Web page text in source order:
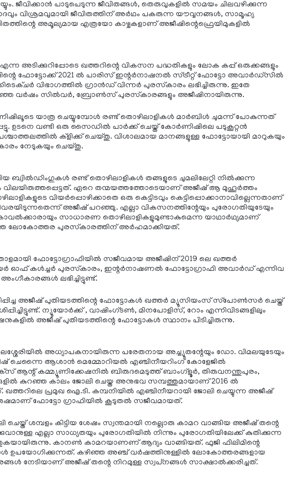
ജീവിക്കാന്‍ പാടുപെടുന്ന ജീവിതങ്ങള്‍, തെരുവുകളില്‍ സമയം ചിലവഴിക്കുന്ന
വിശ്രമവുമായി ജീവിതത്തിന് അര്‍ഥം പകരുന്ന യൗവ്വനങ്ങള്‍, സാമൂഹ്യ
അമൂല്യമായ എത്രയോ കാഴ്ചകളാണ് അജീഷിന്റെഫ്രെയിമുകളില്‍
അടിക്കുറിപ്പോടെ ഖത്തറിന്റെ വികസന പദ്ധതികളും ലോക കപ്പ് ഒരുക്കങ്ങളും
ഫോട്ടോക്ക് 2021 ല്‍ പാരിസ് ഇന്റര്‍നാഷനല്‍ സ്ട്രീറ്റ് ഫോട്ടോ അവാര്‍ഡ്സില്‍
വിഭാഗത്തില്‍ ഗ്രാന്‍ഡ് വിന്നര്‍ പുരസ്‌കാരം ലഭിച്ചിരുന്നു. ഇതേ
വര്‍ഷം സില്‍വര്‍, ബ്രോണ്‍സ് പുരസ്‌കാരങ്ങളും അജീഷിനായിരുന്നു.
യാത്ര ചെയ്യുമ്പോള്‍ രണ്ട് തൊഴിലാളികള്‍ മാര്‍ബിള്‍ ചുമന്ന് പോകുന്നത്
ഉടനെ വണ്ടി ഒരു സൈഡില്‍ പാര്‍ക്ക് ചെയ്ത് കോര്‍ണിഷിലെ പടുകൂറ്റന്‍
ക്‌ളിക്ക് ചെയ്തു. വിശാലമായ മാനങ്ങളുള്ള ഫോട്ടോയായി മാറുകയും
നേടുകയും ചെയ്തു.
ബ്വില്‍ഡിംഗുകള്‍ രണ്ട് തൊഴിലാളികള്‍ തങ്ങളുടെ ചുമലിലേറ്റി നില്‍ക്കുന്ന
വിലയിരുത്തപ്പെട്ടത്. ഏറെ തന്മയത്തത്തോടെയാണ് അജീഷ് ആ മുഹൂര്‍ത്തം
വിയര്‍പ്പൊഴിക്കാതെ ഒരു കെട്ടിടവും കെട്ടിപ്പൊക്കാനാവില്ലെന്നതാണ്
അജീഷ് പറഞ്ഞു. എല്ലാ വികസനത്തിന്റേയും പുരോഗതിയുടേയും
സാധാരണ തൊഴിലാളികളുമുണ്ടാകുമെന്ന യാഥാര്‍ഥ്യമാണ്
ലോകോത്തര പുരസ്‌കാരത്തിന് അര്‍ഹമാക്കിയത്.
ഫോട്ടോഗ്രാഫിയില്‍ സജീവമായ അജീഷിന് 2019 ലെ ഖത്തര്‍
ഓഫ് കള്‍ച്ചര്‍ പുരസ്‌കാരം, ഇന്റര്‍നാഷണല്‍ ഫോട്ടോഗ്രാഫി അവാര്‍ഡ് എന്നിവ
ലഭിച്ചിട്ടുണ്ട്.
അജീഷ് പുതിയടത്തിന്റെ ഫോട്ടോകള്‍ ഖത്തര്‍ മ്യൂസിയംസ് സ്‌പോണ്‍സര്‍ ചെയ്ത്
ന്യൂയോര്‍ക്ക് , വാഷിംഗ്ടണ്‍, മിനപോളിസ്, റോം എന്നിവിടങ്ങളിലും
അജീഷ് പുതിയടത്തിന്റെ ഫോട്ടോകള്‍ സ്ഥാനം പിടിച്ചിരുന്നു.
അധ്യാപകനായിരുന്ന പരേതനായ അച്ച്യൂതന്റേയും ഡോ. വിമലയുടേയും
ചെന്നൈ ആശാന്‍ മെമ്മോറിയല്‍ എഞ്ചിനീയറിംഗ് കോളേജില്‍
ആന്റ് കമ്മ്യൂണിക്കേഷനില്‍ ബിരുദമെടുത്ത് ബാംഗ്‌ളൂര്‍, തിരുവനന്തുപുരം,
കുറഞ്ഞ കാലം ജോലി ചെയ്ത അനുഭവ സമ്പത്തുമായാണ് 2016 ല്‍
പ്രമുഖ ഐ.ടി. കമ്പനിയില്‍ എഞ്ചിനീയറായി ജോലി ചെയ്യുന്ന അജീഷ്
ഫോട്ടോ ഗ്രാഫിയില്‍ കൂടുതല്‍ സജീവമായത്.
ചെയ്ത് ശമ്പളം കിട്ടിയ ശേഷം സ്വന്തമായി നല്ലൊരു കാമറ വാങ്ങിയ അജീഷ് തന്റെ
എല്ലാ സാധ്യതയും പുരോഗതിയില്‍ നിന്നും പുരോഗതിയിലേക്ക് കുതിക്കുന്ന
കാനണ്‍ കാമറയാണണ് ആദ്യം വാങ്ങിയത്. ഫുജി ഫിലിമിന്റെ
ഉപയോഗിക്കുന്നത്. കഴിഞ്ഞ അഞ്ച് വര്‍ഷത്തിനുള്ളില്‍ ലോകോത്തരങ്ങളായ
നേടിയാണ് അജീഷ് തന്റെ നിറമുള്ള സ്വപ്‌നങ്ങള്‍ സാക്ഷാല്‍ക്കരിച്ചത്.